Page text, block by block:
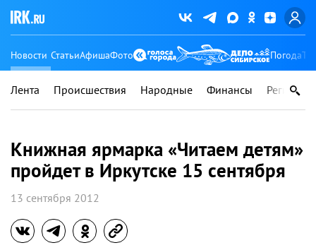
Новости СтатьиАфишаФото Погода
Лента Происшествия Народные Финансы Регионы
Книжная ярмарка «Читаем детям»
пройдет в Иркутске 15 сентября
13 сентября 2012